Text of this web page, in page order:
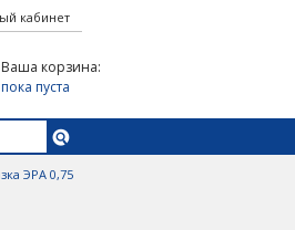
кабинет
Ваша корзина:
пока пуста
ЭРА 0,75